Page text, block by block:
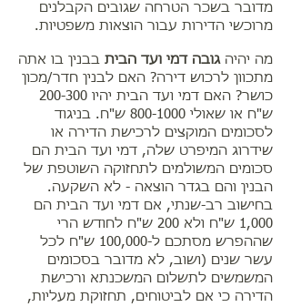
מדובר בשכר הטרחה שגובים הקבלנים
מרוכשי הדירות עבור הוצאות משפטיות.
מה יהיהגובה דמי ועד הבית בבנין בו אתה
מתכוון לרכוש דירה? האם לבנין חדר/מכון
כושר? האם דמי ועד הבית יהיו 200-300
ש"ח או שאולי 800-1000 ש"ח. בניגוד
לסכומים המוקצים לרכישת הדירה או
שידרוג המיפרט שלה, דמי ועד הבית הם
סכומים המשולמים לתחזוקה השוטפת של
הבנין והם בגדר הוצאה - לא השקעה.
בחישוב רב-שנתי, אם דמי ועד הבית הם
1,000 ש"ח ולא 200 ש"ח לחודש הרי
שההפרש מסתכם ל-100,000 ש"ח לכל
עשר שנים (ושוב, לא מדובר בסכומים
המשמשים לתשלום המשכנתא ורכישת
הדירה כי אם לביטוחים, תחזוקת מעליות,